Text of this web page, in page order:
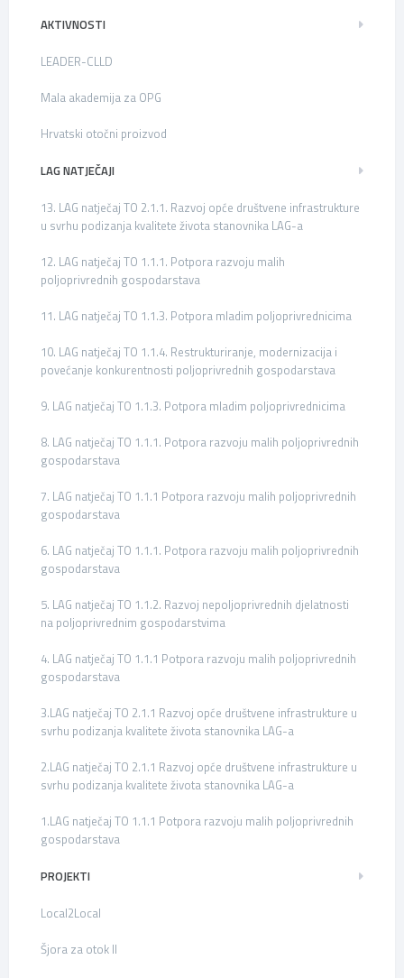
AKTIVNOSTI
LEADER-CLLD
Mala akademija za OPG
Hrvatski otočni proizvod
LAG NATJEČAJI
13. LAG natječaj TO 2.1.1. Razvoj opće društvene infrastrukture
u svrhu podizanja kvalitete života stanovnika LAG-a
12. LAG natječaj TO 1.1.1. Potpora razvoju malih
poljoprivrednih gospodarstava
11. LAG natječaj TO 1.1.3. Potpora mladim poljoprivrednicima
10. LAG natječaj TO 1.1.4. Restrukturiranje, modernizacija i
povećanje konkurentnosti poljoprivrednih gospodarstava
9. LAG natječaj TO 1.1.3. Potpora mladim poljoprivrednicima
8. LAG natječaj TO 1.1.1. Potpora razvoju malih poljoprivrednih
gospodarstava
7. LAG natječaj TO 1.1.1 Potpora razvoju malih poljoprivrednih
gospodarstava
6. LAG natječaj TO 1.1.1. Potpora razvoju malih poljoprivrednih
gospodarstava
5. LAG natječaj TO 1.1.2. Razvoj nepoljoprivrednih djelatnosti
na poljoprivrednim gospodarstvima
4. LAG natječaj TO 1.1.1 Potpora razvoju malih poljoprivrednih
gospodarstava
3.LAG natječaj TO 2.1.1 Razvoj opće društvene infrastrukture u
svrhu podizanja kvalitete života stanovnika LAG-a
2.LAG natječaj TO 2.1.1 Razvoj opće društvene infrastrukture u
svrhu podizanja kvalitete života stanovnika LAG-a
1.LAG natječaj TO 1.1.1 Potpora razvoju malih poljoprivrednih
gospodarstava
PROJEKTI
Local2Local
Šjora za otok II